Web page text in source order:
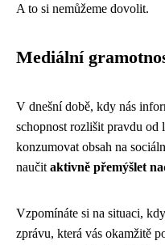
A to si nemůžeme dovolit.
Mediální
V dnešní době, kdy nás
schopnost rozlišit pravdu od
konzumovat obsah na
naučit aktivně přemýšlet
Vzpomínáte si na situaci,
zprávu, která vás okamžitě